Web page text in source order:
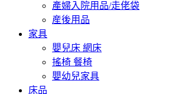
產婦入院用品/走佬袋
産後用品
家具
嬰兒床 網床
搖椅 餐椅
嬰幼兒家具
床品